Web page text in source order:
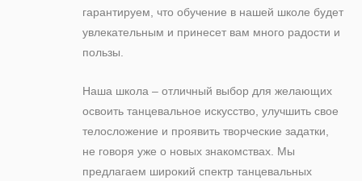
гарантируем, что обучение в нашей школе будет
увлекательным и принесет вам много радости и
пользы.
Наша школа – отличный выбор для желающих
освоить танцевальное искусство, улучшить свое
телосложение и проявить творческие задатки,
не говоря уже о новых знакомствах. Мы
предлагаем широкий спектр танцевальных